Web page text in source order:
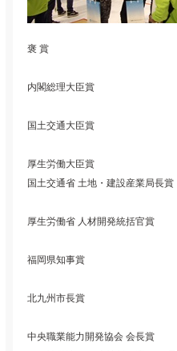
褒 賞
内閣総理大臣賞
国土交通大臣賞
厚生労働大臣賞
国土交通省 土地・建設産業局長賞
厚生労働省 人材開発統括官賞
福岡県知事賞
北九州市長賞
中央職業能力開発協会 会長賞